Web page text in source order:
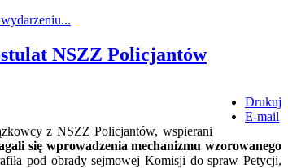
NSZZ Policjantów
Drukuj
E-mail
z NSZZ Policjantów, wspierani
się wprowadzenia mechanizmu wzorowanego
pod obrady sejmowej Komisji do spraw Petycji,